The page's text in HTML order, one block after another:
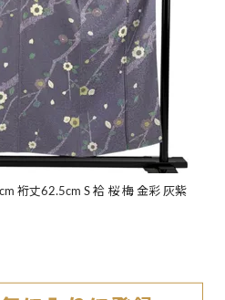
裄丈62.5cm S 袷 桜 梅 金彩 灰紫